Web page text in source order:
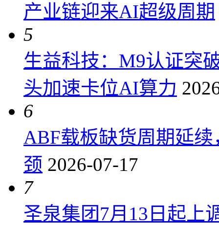
产业链迎来AI超级周期
5
生益科技：M9认证突
头加速卡位AI算力
6
ABF载板缺货周期延
颈 2026-07-17
7
圣泉集团7月13日起上